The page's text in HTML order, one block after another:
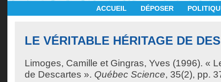
ACCUEIL DÉPOSER
LE VÉRITABLE HÉRITAGE DE
Limoges, Camille et Gingras, Yves (1996). «
de Descartes ». Québec Science, 35(2), pp.